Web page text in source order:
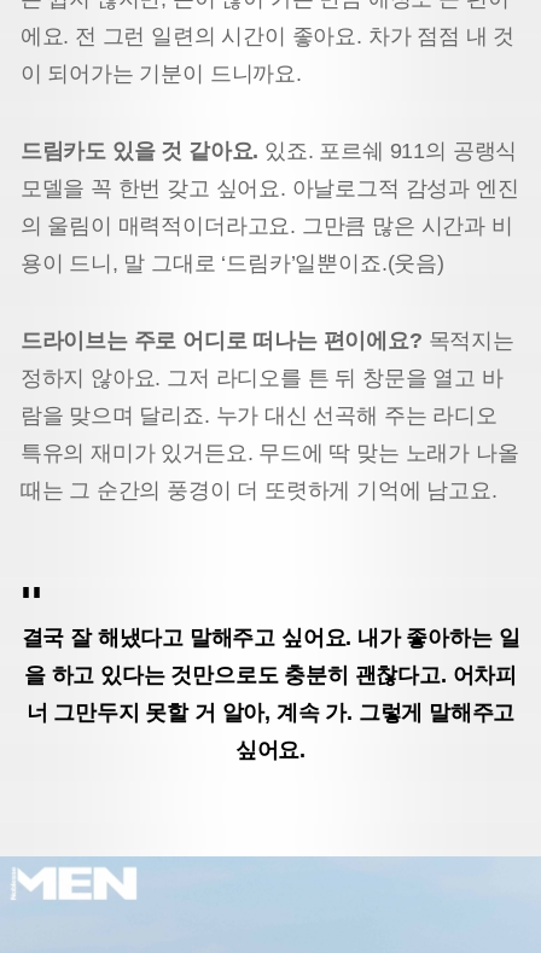
에요. 전 그런 일련의 시간이 좋아요. 차가 점점 내 것
이 되어가는 기분이 드니까요.
드림카도 있을 것 같아요. 있죠. 포르쉐 911의 공랭식
모델을 꼭 한번 갖고 싶어요. 아날로그적 감성과 엔진
의 울림이 매력적이더라고요. 그만큼 많은 시간과 비
용이 드니, 말 그대로 ‘드림카’일뿐이죠.(웃음)
드라이브는 주로 어디로 떠나는 편이에요? 목적지는
정하지 않아요. 그저 라디오를 튼 뒤 창문을 열고 바
람을 맞으며 달리죠. 누가 대신 선곡해 주는 라디오
특유의 재미가 있거든요. 무드에 딱 맞는 노래가 나올
때는 그 순간의 풍경이 더 또렷하게 기억에 남고요.
결국 잘 해냈다고 말해주고 싶어요. 내가 좋아하는 일
을 하고 있다는 것만으로도 충분히 괜찮다고. 어차피
너 그만두지 못할 거 알아, 계속 가. 그렇게 말해주고
싶어요.